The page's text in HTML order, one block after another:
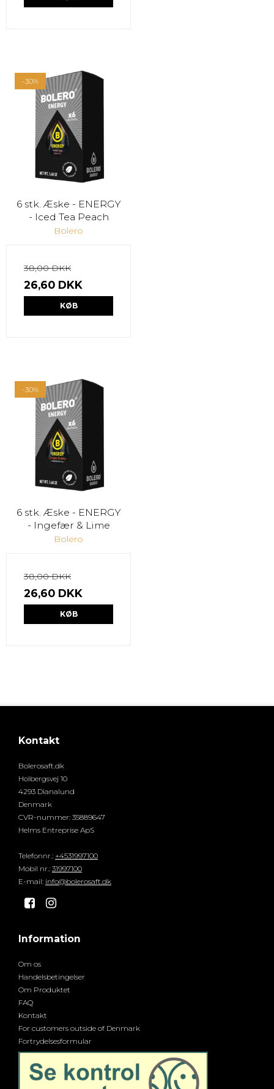
-30%
6 stk. Æske - ENERGY
- Iced Tea Peach
Bolero
38,00 DKK
26,60 DKK
KØB
-30%
6 stk. Æske - ENERGY
- Ingefær & Lime
Bolero
38,00 DKK
26,60 DKK
KØB
Kontakt
Bolerosaft.dk
Holbergsvej 10
4293 Dianalund
Denmark
CVR-nummer: 35889647
Helms Entreprise ApS
Telefonnr.: +4531997100
Mobil nr.: 31997100
E-mail: info@bolerosaft.dk
Information
Om os
Handelsbetingelser
Om Produktet
FAQ
Kontakt
For customers outside of Denmark
Fortrydelsesformular